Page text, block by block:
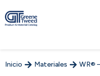
Inicio Materiales WR®